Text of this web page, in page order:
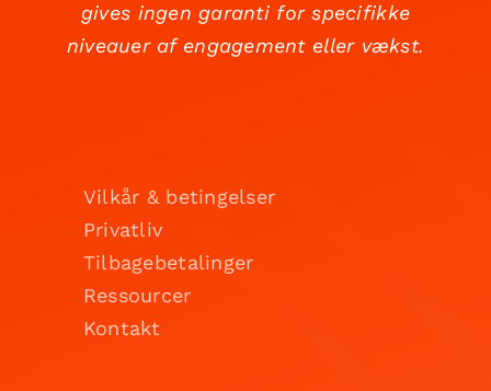
gives ingen garanti for specifikke
niveauer af engagement eller vækst.
Vilkår & betingelser
Privatliv
Tilbagebetalinger
Ressourcer
Kontakt